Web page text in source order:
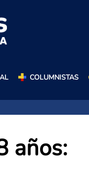
COLUMNISTAS
años: